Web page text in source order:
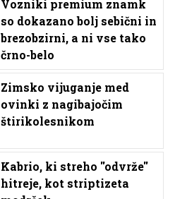
Vozniki premium znamk
so dokazano bolj sebični in
brezobzirni, a ni vse tako
črno-belo
Zimsko vijuganje med
ovinki z nagibajočim
štirikolesnikom
Kabrio, ki streho ''odvrže''
hitreje, kot striptizeta